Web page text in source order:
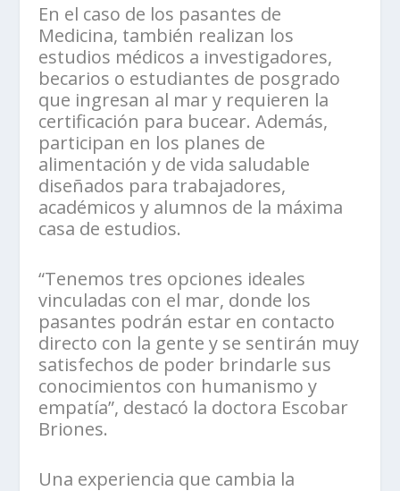
En el caso de los pasantes de
Medicina, también realizan los
estudios médicos a investigadores,
becarios o estudiantes de posgrado
que ingresan al mar y requieren la
certificación para bucear. Además,
participan en los planes de
alimentación y de vida saludable
diseñados para trabajadores,
académicos y alumnos de la máxima
casa de estudios.
“Tenemos tres opciones ideales
vinculadas con el mar, donde los
pasantes podrán estar en contacto
directo con la gente y se sentirán muy
satisfechos de poder brindarle sus
conocimientos con humanismo y
empatía”, destacó la doctora Escobar
Briones.
Una experiencia que cambia la